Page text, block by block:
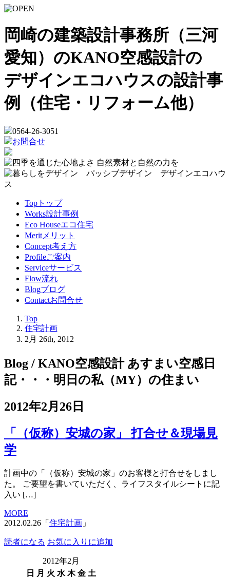
岡崎の建築設計事務所（三河
愛知）のKANO空感設計の
デザインエコハウスの設計事
例（住宅・リフォーム他）
0564-26-3051
お問合せ
Top トップ
Works設計事例
Eco Houseエコ住宅
Merit メリット
Concept考え方
Profileご案内
Serviceサービス
Flow流れ
Blogブログ
Contactお問合せ
Top
住宅計画
2月 26th, 2012
Blog / KANO空感設計 あすまい空感日
記・・・明日の私（MY）の住まい
2012年2月26日
「（仮称）安城の家」 打合せ＆現場見
学
計画中の「（仮称）安城の家」のお客様と打合せをしまし
た。 ご要望を書いていただく、ライフスタイルシートに記
入い […]
MORE
2012.02.26「 住宅計画 」
読者になる お気に入りに追加
2012年2月
日
月 火 水 木 金 土